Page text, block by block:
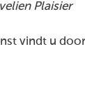
Plaisier
vindt u door